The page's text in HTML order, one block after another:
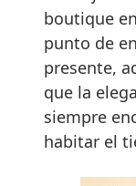
boutique
punto de
presente,
que la
siempre
habitar el